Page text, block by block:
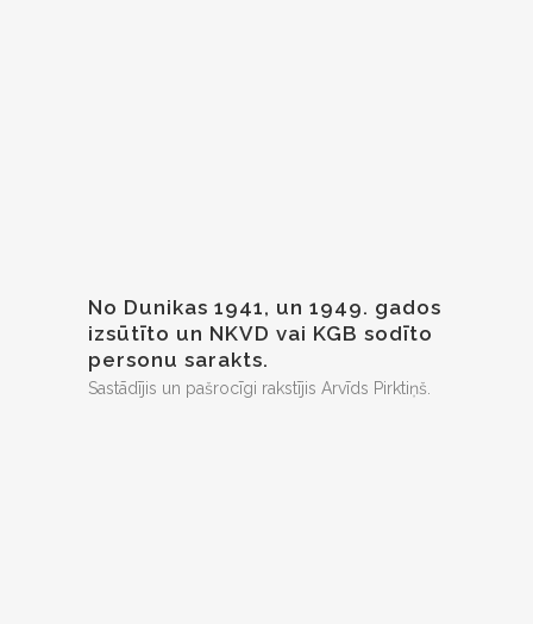
No Dunikas 1941, un 1949. gados
izsūtīto un NKVD vai KGB sodīto
personu sarakts.
Sastādījis un pašrocīgi rakstījis Arvīds Pirktiņš.